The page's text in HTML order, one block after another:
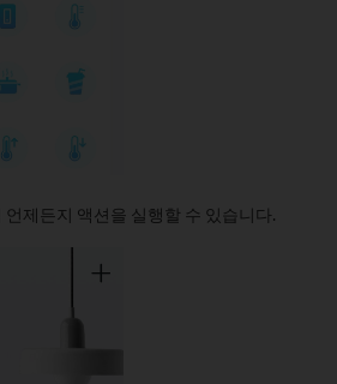
제든지 액션을 실행할 수 있습니다.